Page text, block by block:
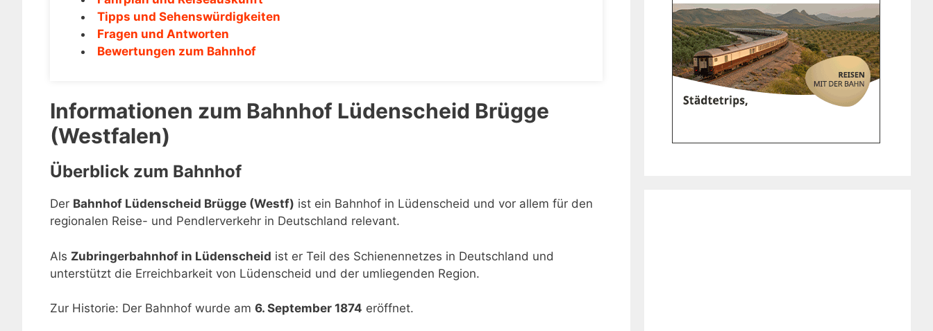
Tipps und Sehenswürdigkeiten
Fragen und Antworten
Bewertungen zum Bahnhof
Informationen zum Bahnhof Lüdenscheid Brügge
(Westfalen)
Überblick zum Bahnhof
Der Bahnhof Lüdenscheid Brügge (Westf) ist ein Bahnhof in Lüdenscheid und vor allem für den
regionalen Reise- und Pendlerverkehr in Deutschland relevant.
Als Zubringerbahnhof in Lüdenscheid ist er Teil des Schienennetzes in Deutschland und
unterstützt die Erreichbarkeit von Lüdenscheid und der umliegenden Region.
Zur Historie: Der Bahnhof wurde am 6. September 1874 eröffnet.